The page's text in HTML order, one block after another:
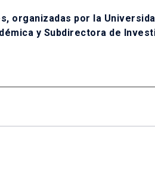
organizadas por la
y Subdirectora de